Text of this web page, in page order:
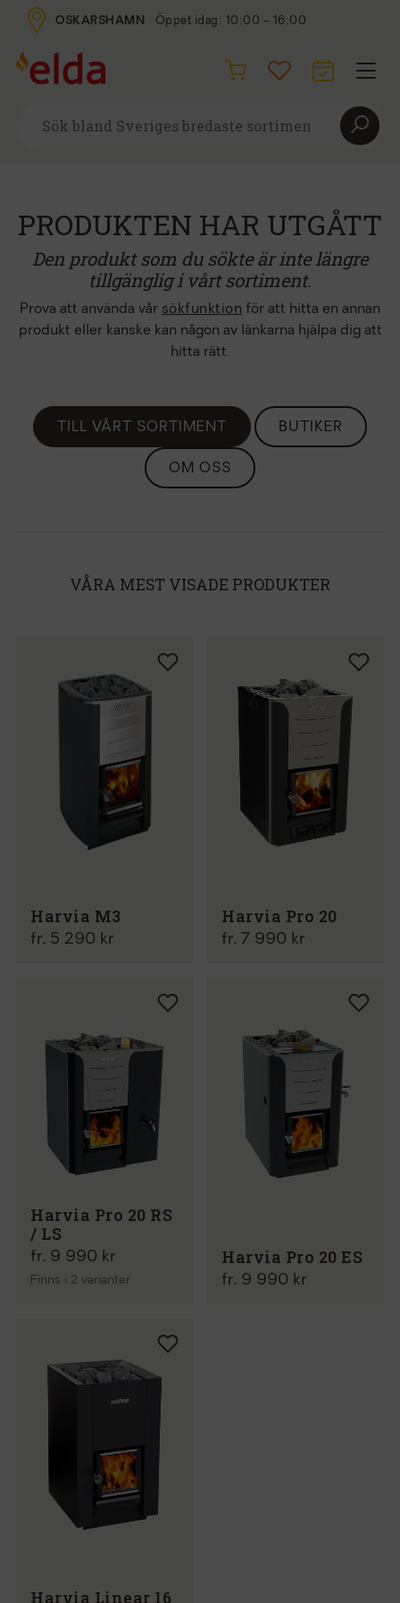
OSKARSHAMN Öppet idag: 10:00 - 16:00
PRODUKTEN HAR UTGÅTT
Den produkt som du sökte är inte längre
tillgänglig i vårt sortiment.
Prova att använda vår sökfunktion för att hitta en annan
produkt eller kanske kan någon av länkarna hjälpa dig att
hitta rätt.
TILL VÅRT SORTIMENT BUTIKER
OM OSS
VÅRA MEST VISADE PRODUKTER
Harvia M3
fr. 5 290 kr
Harvia Pro 20
fr. 7 990 kr
Harvia Pro 20 RS
/ LS
fr. 9 990 kr
Finns i 2 varianter
Harvia Pro 20 ES
fr. 9 990 kr
Harvia Linear 16